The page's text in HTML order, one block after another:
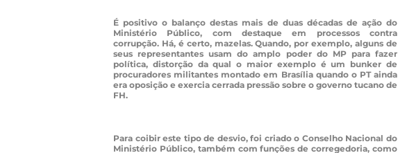
É positivo o balanço destas mais de duas décadas de ação do
Ministério Público, com destaque em processos contra
corrupção. Há, é certo, mazelas. Quando, por exemplo, alguns de
seus representantes usam do amplo poder do MP para fazer
política, distorção da qual o maior exemplo é um bunker de
procuradores militantes montado em Brasília quando o PT ainda
era oposição e exercia cerrada pressão sobre o governo tucano de
FH.
Para coibir este tipo de desvio, foi criado o Conselho Nacional do
Ministério Público, também com funções de corregedoria, como